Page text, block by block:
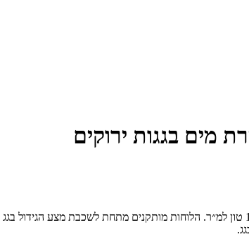
לוחות ניקוז כולל יכולת אגירת מים בגובה 40 מ״מ, לעומס 13 טון למ״ר. הלוחות